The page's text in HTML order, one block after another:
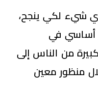
شيء لكي ينجح،
أساسي في
من الناس إلى
منظور معين